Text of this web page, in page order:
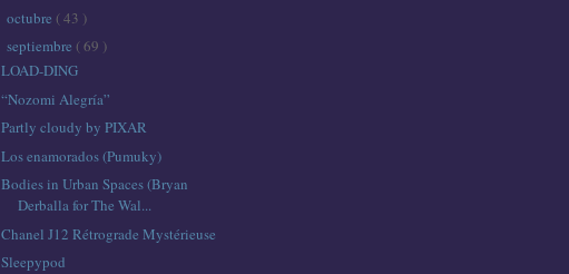
octubre ( 43 )
septiembre ( 69 )
LOAD-DING
“Nozomi Alegría”
Partly cloudy by PIXAR
Los enamorados (Pumuky)
Bodies in Urban Spaces (Bryan
Derballa for The Wal...
Chanel J12 Rétrograde Mystérieuse
Sleepypod